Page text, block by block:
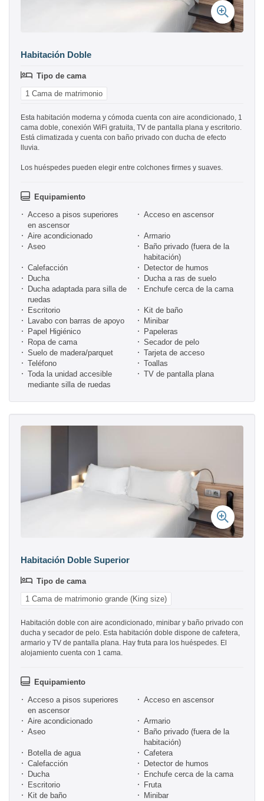
Habitación Doble
Tipo de cama
1 Cama de matrimonio
Esta habitación moderna y cómoda cuenta con aire acondicionado, 1
cama doble, conexión WiFi gratuita, TV de pantalla plana y escritorio.
Está climatizada y cuenta con baño privado con ducha de efecto
lluvia.
Los huéspedes pueden elegir entre colchones firmes y suaves.
Equipamiento
Acceso a pisos superiores
en ascensor
Acceso en ascensor
Aire acondicionado
Armario
Aseo
Baño privado (fuera de la
habitación)
Calefacción
Detector de humos
Ducha
Ducha a ras de suelo
Ducha adaptada para silla de
ruedas
Enchufe cerca de la cama
Escritorio
Kit de baño
Lavabo con barras de apoyo
Minibar
Papel Higiénico
Papeleras
Ropa de cama
Secador de pelo
Suelo de madera/parquet
Tarjeta de acceso
Teléfono
Toallas
Toda la unidad accesible
mediante silla de ruedas
TV de pantalla plana
Habitación Doble Superior
Tipo de cama
1 Cama de matrimonio grande (King size)
Habitación doble con aire acondicionado, minibar y baño privado con
ducha y secador de pelo. Esta habitación doble dispone de cafetera,
armario y TV de pantalla plana. Hay fruta para los huéspedes. El
alojamiento cuenta con 1 cama.
Equipamiento
Acceso a pisos superiores
en ascensor
Acceso en ascensor
Aire acondicionado
Armario
Aseo
Baño privado (fuera de la
habitación)
Botella de agua
Cafetera
Calefacción
Detector de humos
Ducha
Enchufe cerca de la cama
Escritorio
Fruta
Kit de baño
Minibar